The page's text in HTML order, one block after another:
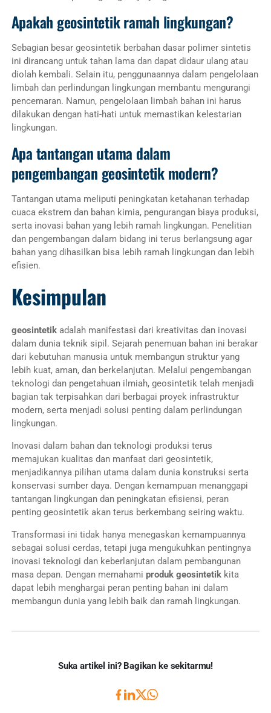
Apakah geosintetik ramah lingkungan?
Sebagian besar geosintetik berbahan dasar polimer sintetis
ini dirancang untuk tahan lama dan dapat didaur ulang atau
diolah kembali. Selain itu, penggunaannya dalam pengelolaan
limbah dan perlindungan lingkungan membantu mengurangi
pencemaran. Namun, pengelolaan limbah bahan ini harus
dilakukan dengan hati-hati untuk memastikan kelestarian
lingkungan.
Apa tantangan utama dalam
pengembangan geosintetik modern?
Tantangan utama meliputi peningkatan ketahanan terhadap
cuaca ekstrem dan bahan kimia, pengurangan biaya produksi,
serta inovasi bahan yang lebih ramah lingkungan. Penelitian
dan pengembangan dalam bidang ini terus berlangsung agar
bahan yang dihasilkan bisa lebih ramah lingkungan dan lebih
efisien.
Kesimpulan
geosintetik adalah manifestasi dari kreativitas dan inovasi
dalam dunia teknik sipil. Sejarah penemuan bahan ini berakar
dari kebutuhan manusia untuk membangun struktur yang
lebih kuat, aman, dan berkelanjutan. Melalui pengembangan
teknologi dan pengetahuan ilmiah, geosintetik telah menjadi
bagian tak terpisahkan dari berbagai proyek infrastruktur
modern, serta menjadi solusi penting dalam perlindungan
lingkungan.
Inovasi dalam bahan dan teknologi produksi terus
memajukan kualitas dan manfaat dari geosintetik,
menjadikannya pilihan utama dalam dunia konstruksi serta
konservasi sumber daya. Dengan kemampuan menanggapi
tantangan lingkungan dan peningkatan efisiensi, peran
penting geosintetik akan terus berkembang seiring waktu.
Transformasi ini tidak hanya menegaskan kemampuannya
sebagai solusi cerdas, tetapi juga mengukuhkan pentingnya
inovasi teknologi dan keberlanjutan dalam pembangunan
masa depan. Dengan memahami produk geosintetik kita
dapat lebih menghargai peran penting bahan ini dalam
membangun dunia yang lebih baik dan ramah lingkungan.
Suka artikel ini? Bagikan ke sekitarmu!